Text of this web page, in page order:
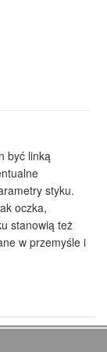
być linką
styku.
oczka,
stanowią też
w przemyśle i